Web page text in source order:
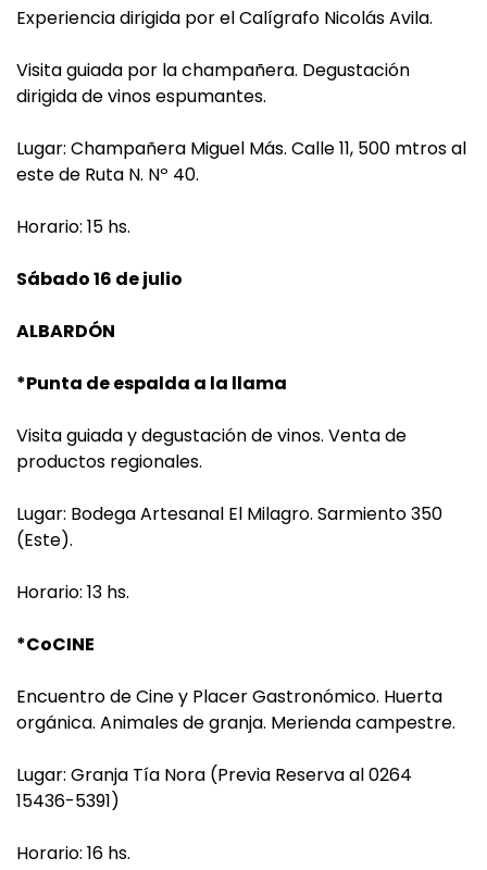
Experiencia dirigida por el Calígrafo Nicolás Avila.
Visita guiada por la champañera. Degustación
dirigida de vinos espumantes.
Lugar: Champañera Miguel Más. Calle 11, 500 mtros al
este de Ruta N. Nº 40.
Horario: 15 hs.
Sábado 16 de julio
ALBARDÓN
*Punta de espalda a la llama
Visita guiada y degustación de vinos. Venta de
productos regionales.
Lugar: Bodega Artesanal El Milagro. Sarmiento 350
(Este).
Horario: 13 hs.
*CoCINE
Encuentro de Cine y Placer Gastronómico. Huerta
orgánica. Animales de granja. Merienda campestre.
Lugar: Granja Tía Nora (Previa Reserva al 0264
15436-5391)
Horario: 16 hs.